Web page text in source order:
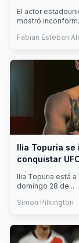
El actor
mostró inconform
Fabian Esteban
Ilia Topuria se
conquistar
Ilia Topuria está
domingo 28 de...
Simon Pilkington